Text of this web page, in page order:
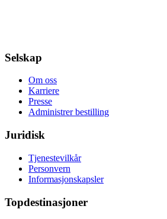
Selskap
Om oss
Karriere
Presse
Administrer bestilling
Juridisk
Tjenestevilkår
Personvern
Informasjonskapsler
Topdestinasjoner